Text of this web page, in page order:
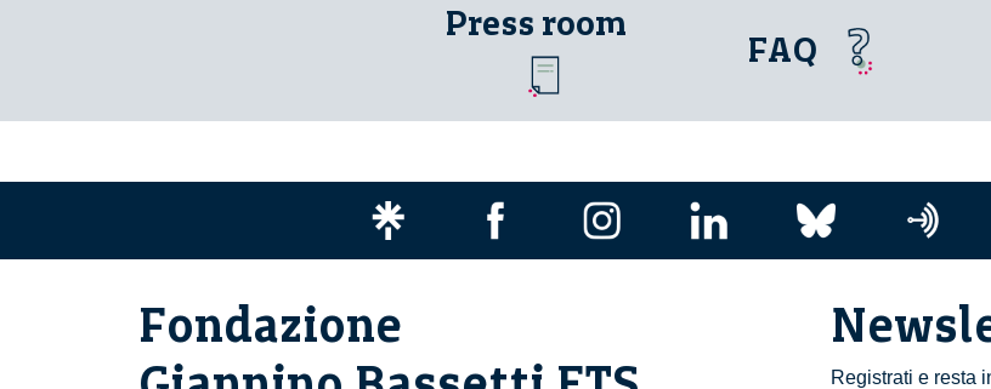
Press room
FAQ
Registrati e resta
Fondazione